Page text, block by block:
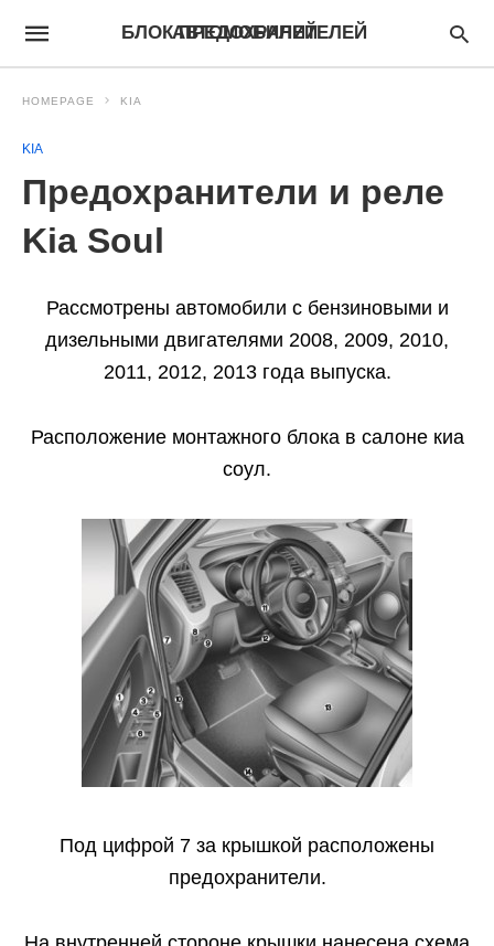
БЛОК ПРЕДОХРАНИТЕЛЕЙ АВТОМОБИЛЕЙ
HOMEPAGE KIA
KIA
Предохранители и реле
Kia Soul
Рассмотрены автомобили с бензиновыми и
дизельными двигателями 2008, 2009, 2010,
2011, 2012, 2013 года выпуска.
Расположение монтажного блока в салоне киа
соул.
Под цифрой 7 за крышкой расположены
предохранители.